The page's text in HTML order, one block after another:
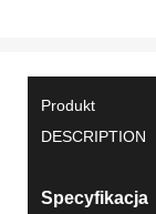
Produkt
DESCRIPTION
Specyfikacja